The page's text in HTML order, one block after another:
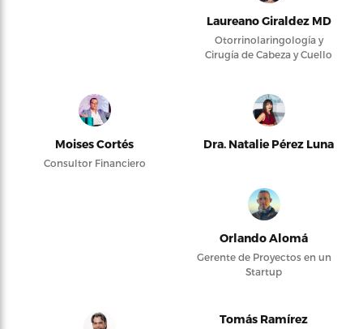
Laureano Giraldez MD
Otorrinolaringología y
Cirugía de Cabeza y Cuello
Moises Cortés
Consultor Financiero
Dra. Natalie Pérez Luna
Orlando Alomá
Gerente de Proyectos en un
Startup
Tomás Ramírez